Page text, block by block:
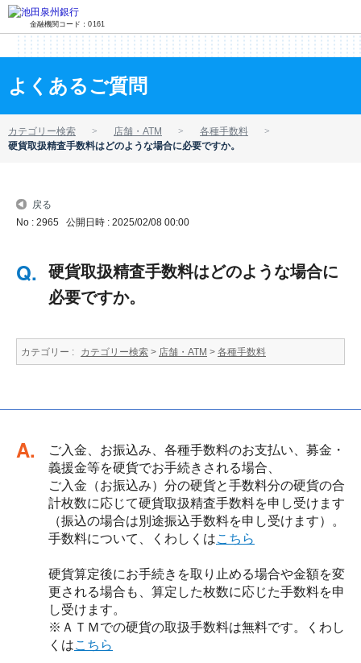
金融機関コード：0161
よくあるご質問
カテゴリー検索 店舗・ATM
各種手数料
硬貨取扱精査手数料はどのような場合に必要ですか。
戻る
No : 2965 公開日時 : 2025/02/08 00:00
硬貨取扱精査手数料はどのような場合に
必要ですか。
カテゴリー : カテゴリー検索 > 店舗・ATM > 各種手数料
回答
ご入金、お振込み、各種手数料のお支払い、募金・
義援金等を硬貨でお手続きされる場合、
ご入金（お振込み）分の硬貨と手数料分の硬貨の合
計枚数に応じて硬貨取扱精査手数料を申し受けます
（振込の場合は別途振込手数料を申し受けます）。
手数料について、くわしくはこちら
硬貨算定後にお手続きを取り止める場合や金額を変
更される場合も、算定した枚数に応じた手数料を申
し受けます。
※ＡＴＭでの硬貨の取扱手数料は無料です。くわし
くはこちら